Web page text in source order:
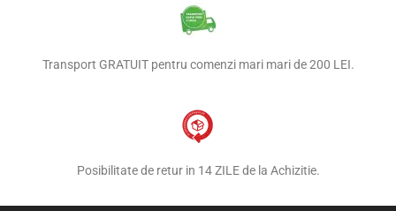
o
e
t
u
b
g
Transport GRATUIT pentru comenzi mari mari de 200 LEI.
Posibilitate de retur in 14 ZILE de la Achizitie.